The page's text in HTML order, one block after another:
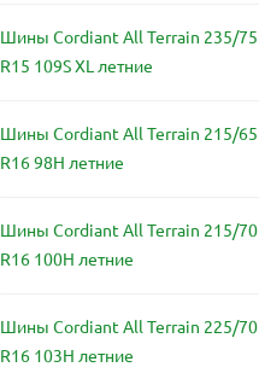
Шины Cordiant All Terrain 235/75
R15 109S XL летние
Шины Cordiant All Terrain 215/65
R16 98H летние
Шины Cordiant All Terrain 215/70
R16 100H летние
Шины Cordiant All Terrain 225/70
R16 103H летние